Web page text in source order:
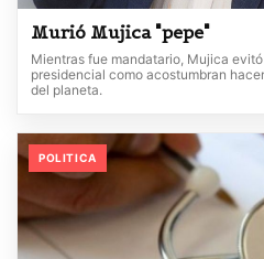
Murió Mujica "pepe"
Mientras fue mandatario, Mujica
presidencial como acostumbran
del planeta.
POLITICA